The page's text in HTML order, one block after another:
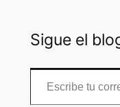
Sigue el
Escribe tu correo electrónico…